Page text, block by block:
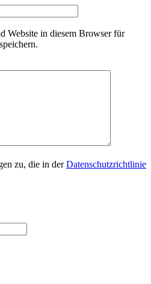
Website in diesem Browser für
zu, die in derDatenschutzrichtlinie